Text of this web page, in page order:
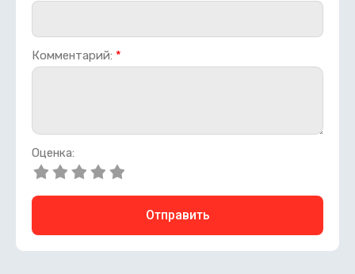
Комментарий: *
Оценка:
Отправить